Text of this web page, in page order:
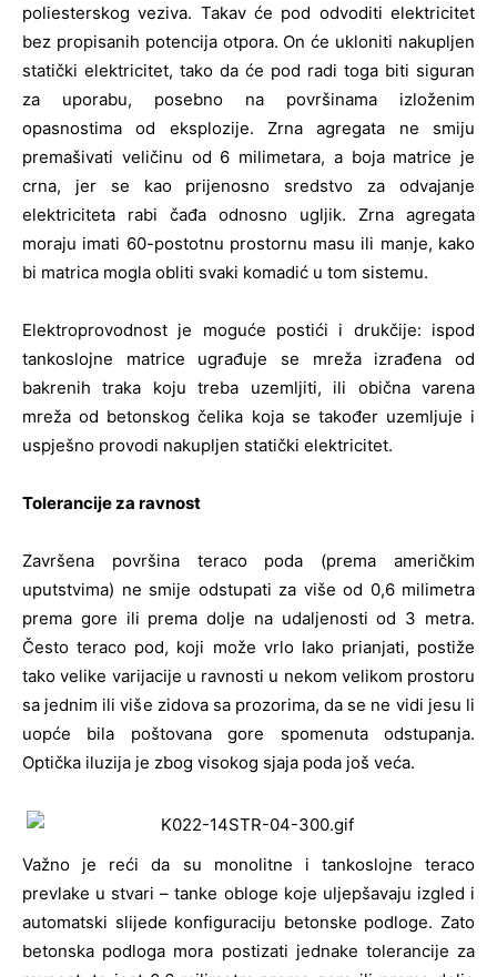
poliesterskog veziva. Takav će pod odvoditi elektricitet
bez propisanih potencija otpora. On će ukloniti nakupljen
statički elektricitet, tako da će pod radi toga biti siguran
za uporabu, posebno na površinama izloženim
opasnostima od eksplozije. Zrna agregata ne smiju
premašivati veličinu od 6 milimetara, a boja matrice je
crna, jer se kao prijenosno sredstvo za odvajanje
elektriciteta rabi čađa odnosno ugljik. Zrna agregata
moraju imati 60-postotnu prostornu masu ili manje, kako
bi matrica mogla obliti svaki komadić u tom sistemu.
Elektroprovodnost je moguće postići i drukčije: ispod
tankoslojne matrice ugrađuje se mreža izrađena od
bakrenih traka koju treba uzemljiti, ili obična varena
mreža od betonskog čelika koja se također uzemljuje i
uspješno provodi nakupljen statički elektricitet.
Tolerancije za ravnost
Završena površina teraco poda (prema američkim
uputstvima) ne smije odstupati za više od 0,6 milimetra
prema gore ili prema dolje na udaljenosti od 3 metra.
Često teraco pod, koji može vrlo lako prianjati, postiže
tako velike varijacije u ravnosti u nekom velikom prostoru
sa jednim ili više zidova sa prozorima, da se ne vidi jesu li
uopće bila poštovana gore spomenuta odstupanja.
Optička iluzija je zbog visokog sjaja poda još veća.
Važno je reći da su monolitne i tankoslojne teraco
prevlake u stvari – tanke obloge koje uljepšavaju izgled i
automatski slijede konfiguraciju betonske podloge. Zato
betonska podloga mora postizati jednake tolerancije za